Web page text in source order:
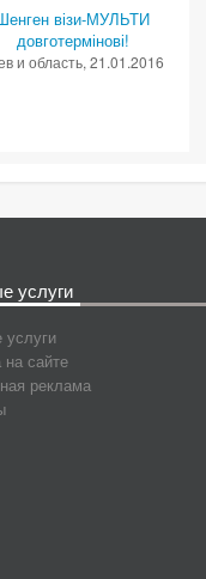
візи-МУЛЬТИ
довготермінові!
и область, 21.01.2016
услуги
сайте
реклама